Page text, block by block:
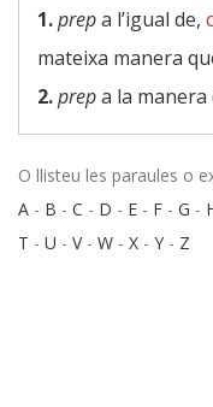
1.prepa l’igual de,
mateixa manera
2.prepa la manera
O llisteu les paraules o
A - B - C - D - E - F - G -
T - U - V- W - X - Y - Z